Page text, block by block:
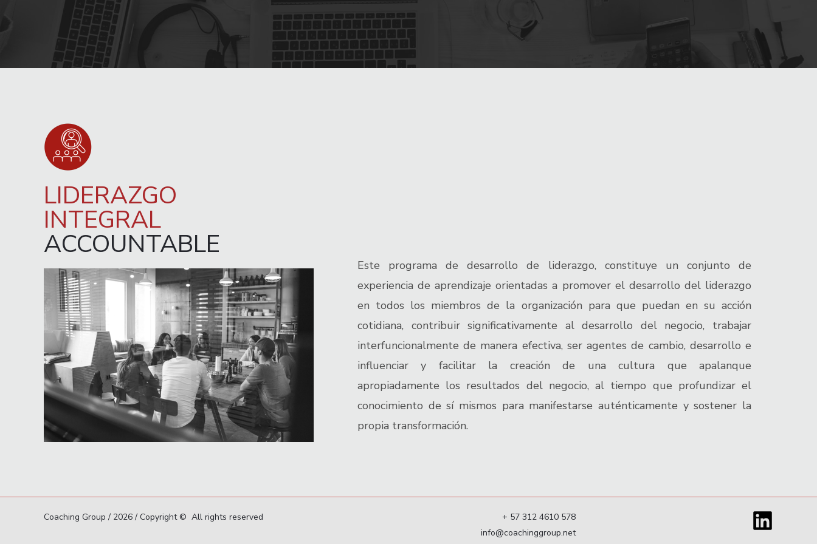
LIDERAZGO
INTEGRAL
ACCOUNTABLE
Este programa de desarrollo de liderazgo, constituye un conjunto de
experiencia de aprendizaje orientadas a promover el desarrollo del liderazgo
en todos los miembros de la organización para que puedan en su acción
cotidiana, contribuir significativamente al desarrollo del negocio, trabajar
interfuncionalmente de manera efectiva, ser agentes de cambio, desarrollo e
influenciar y facilitar la creación de una cultura que apalanque
apropiadamente los resultados del negocio, al tiempo que profundizar el
conocimiento de sí mismos para manifestarse auténticamente y sostener la
propia transformación.
Coaching Group / 2026 / Copyright © All rights reserved
+ 57 312 4610 578
info@coachinggroup.net